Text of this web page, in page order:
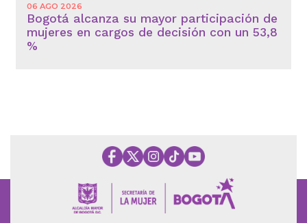
06 AGO 2026
Bogotá alcanza su mayor participación de
mujeres en cargos de decisión con un 53,8
%